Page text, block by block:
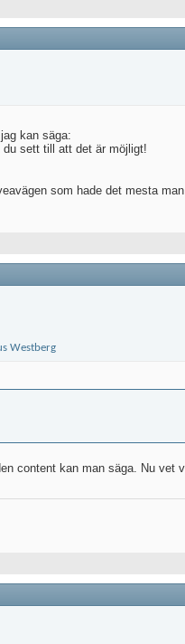
kan säga:
sett till att det är möjligt!
som hade det mesta
content kan man säga. Nu